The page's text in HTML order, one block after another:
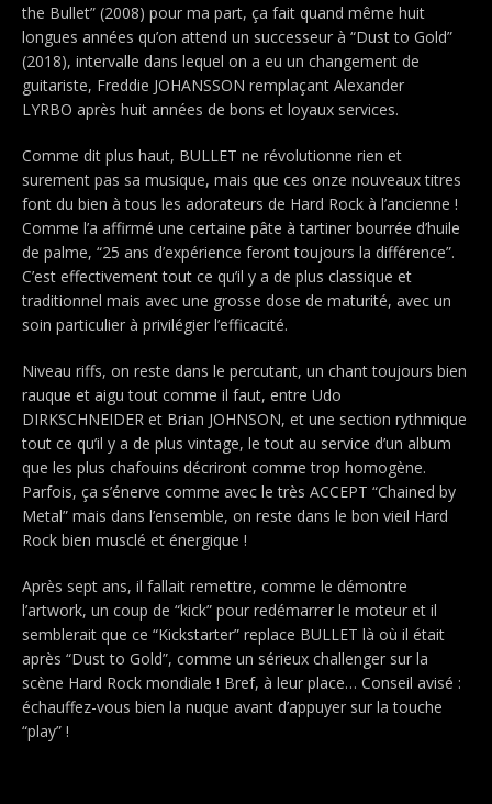
the Bullet” (2008) pour ma part, ça fait quand même huit
longues années qu’on attend un successeur à “Dust to Gold”
(2018), intervalle dans lequel on a eu un changement de
guitariste, Freddie JOHANSSON remplaçant Alexander
LYRBO après huit années de bons et loyaux services.
Comme dit plus haut, BULLET ne révolutionne rien et
surement pas sa musique, mais que ces onze nouveaux titres
font du bien à tous les adorateurs de Hard Rock à l’ancienne !
Comme l’a affirmé une certaine pâte à tartiner bourrée d’huile
de palme, “25 ans d’expérience feront toujours la différence”.
C’est effectivement tout ce qu’il y a de plus classique et
traditionnel mais avec une grosse dose de maturité, avec un
soin particulier à privilégier l’efficacité.
Niveau riffs, on reste dans le percutant, un chant toujours bien
rauque et aigu tout comme il faut, entre Udo
DIRKSCHNEIDER et Brian JOHNSON, et une section rythmique
tout ce qu’il y a de plus vintage, le tout au service d’un album
que les plus chafouins décriront comme trop homogène.
Parfois, ça s’énerve comme avec le très ACCEPT “Chained by
Metal” mais dans l’ensemble, on reste dans le bon vieil Hard
Rock bien musclé et énergique !
Après sept ans, il fallait remettre, comme le démontre
l’artwork, un coup de “kick” pour redémarrer le moteur et il
semblerait que ce “Kickstarter” replace BULLET là où il était
après “Dust to Gold”, comme un sérieux challenger sur la
scène Hard Rock mondiale ! Bref, à leur place… Conseil avisé :
échauffez-vous bien la nuque avant d’appuyer sur la touche
“play” !